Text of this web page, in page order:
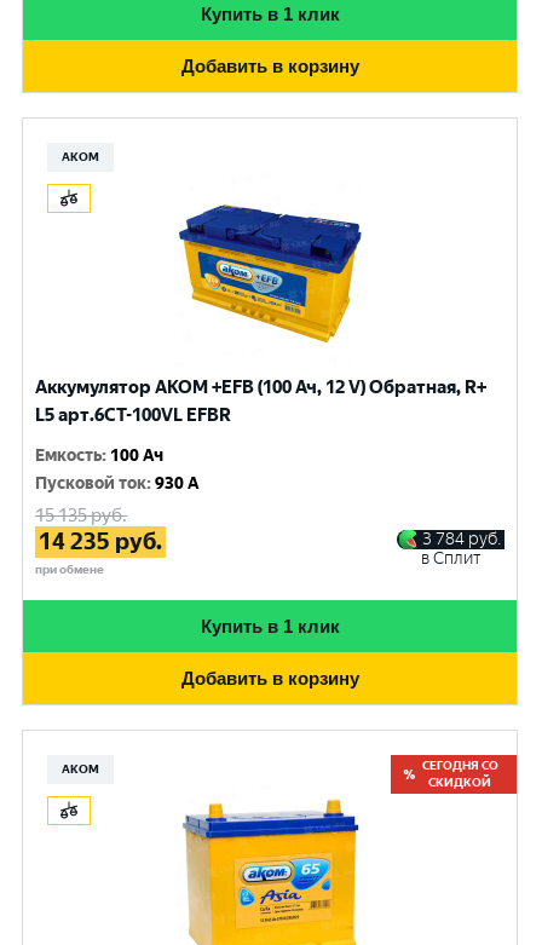
Купить в 1 клик
Добавить в корзину
АКОМ
Аккумулятор AKOM +EFB (100 Ач, 12 V) Обратная, R+
L5 арт.6СТ-100VL EFBR
Емкость: 100 Ач
Пусковой ток:930 A
15 135руб.
14 235 руб.
при обмене
3 784 руб.
в Сплит
Купить в 1 клик
Добавить в корзину
АКОМ
СЕГОДНЯ СО
СКИДКОЙ